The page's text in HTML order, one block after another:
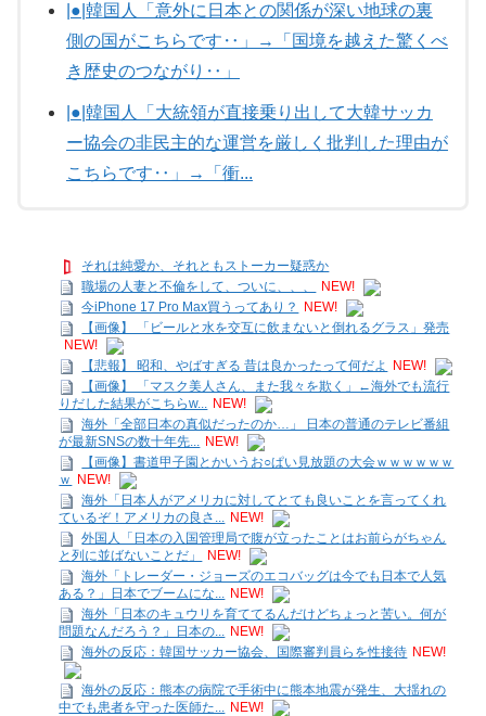
|●|韓国人「意外に日本との関係が深い地球の裏
側の国がこちらです‥」→「国境を越えた驚くべ
き歴史のつながり‥」
|●|韓国人「大統領が直接乗り出して大韓サッカ
ー協会の非民主的な運営を厳しく批判した理由が
こちらです‥」→「衝...
それは純愛か、それともストーカー疑惑か
職場の人妻と不倫をして、ついに、、、
NEW!
今iPhone 17 Pro Max買うってあり？
NEW!
【画像】 「ビールと水を交互に飲まないと倒れるグラス」発売
NEW!
【悲報】 昭和、やばすぎる 昔は良かったって何だよ NEW!
【画像】 「マスク美人さん、また我々を欺く」←海外でも流行
りだした結果がこちらw...
NEW!
海外「全部日本の真似だったのか…」 日本の普通のテレビ番組
が最新SNSの数十年先...
NEW!
【画像】書道甲子園とかいうお○ぱい見放題の大会ｗｗｗｗｗｗ
ｗ NEW!
海外「日本人がアメリカに対してとても良いことを言ってくれ
ているぞ！アメリカの良さ...
NEW!
外国人「日本の入国管理局で腹が立ったことはお前らがちゃん
と列に並ばないことだ」
NEW!
海外「トレーダー・ジョーズのエコバッグは今でも日本で人気
ある？」日本でブームにな...
NEW!
海外「日本のキュウリを育ててるんだけどちょっと苦い。何が
問題なんだろう？」日本の...
NEW!
海外の反応：韓国サッカー協会、国際審判員らを性接待 NEW!
海外の反応：熊本の病院で手術中に熊本地震が発生、大揺れの
中でも患者を守った医師た...
NEW!